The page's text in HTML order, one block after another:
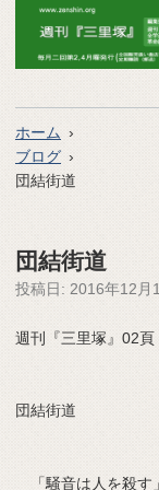
ホーム
ブログ
団結街道
団結街道
投稿日: 2016年12月
週刊『三里塚』02頁
団結街道
「騒音は人を殺す